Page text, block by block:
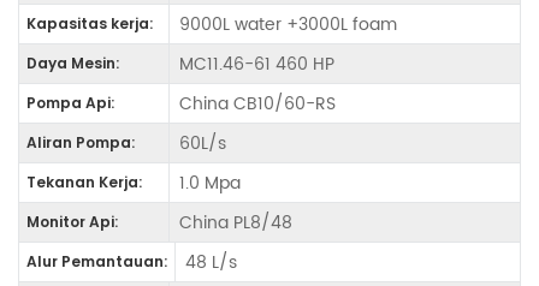
Kapasitas kerja: 9000L water +3000L foam
Daya Mesin: MC11.46-61 460 HP
Pompa Api: China CB10/60-RS
Aliran Pompa: 60L/s
Tekanan Kerja: 1.0 Mpa
Monitor Api: China PL8/48
Alur Pemantauan: 48 L/s